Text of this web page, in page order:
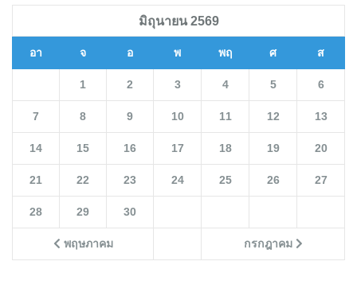
มิถุนายน 2569
อา จ อ พ พฤ ศ ส
พฤษภาคม กรกฎาคม
1 2 3 4 5 6
7 8 9 10 11 12 13
14 15 16 17 18 19 20
21 22 23 24 25 26 27
28 29 30